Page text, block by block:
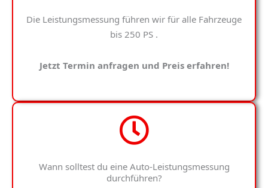
Die Leistungsmessung führen wir für alle Fahrzeuge
bis 250 PS .
Jetzt Termin anfragen und Preis erfahren!
Wann solltest du eine Auto-Leistungsmessung
durchführen?